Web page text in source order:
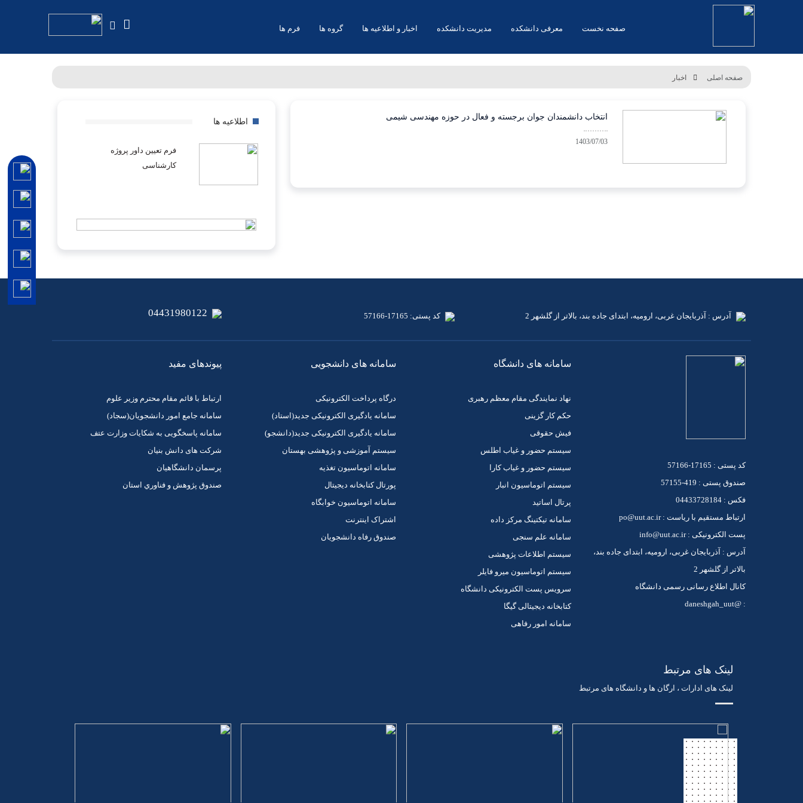
صفحه نخست معرفی دانشکده مدیریت دانشکده اخبار و اطلاعیه ها گروه ها فرم ها
صفحه اصلی اخبار
انتخاب دانشمندان جوان برجسته و فعال در حوزه مهندسی شیمی
1403/07/03
اطلاعیه ها
فرم تعیین داور پروژه
کارشناسی
آدرس : آذربایجان غربی، ارومیه، ابتدای جاده بند، بالاتر از گلشهر 2 کد پستی: 17165-57166 04431980122
کد پستی : 17165-57166
صندوق پستی : 419-57155
فکس : 04433728184
ارتباط مستقیم با ریاست : po@uut.ac.ir
پست الکترونیکی : info@uut.ac.ir
آدرس : آذربایجان غربی، ارومیه، ابتدای جاده بند،
بالاتر از گلشهر 2
کانال اطلاع رسانی رسمی دانشگاه
: @daneshgah_uut
سامانه های دانشگاه
نهاد نمایندگی مقام معظم رهبری
حکم کار گزینی
فیش حقوقی
سیستم حضور و غیاب اطلس
سیستم حضور و غیاب کارا
سیستم اتوماسیون انبار
پرتال اساتید
سامانه تیکتینگ مرکز داده
سامانه علم سنجی
سیستم اطلاعات پژوهشی
سیستم اتوماسیون میرو فایلر
سرویس پست الکترونیکی دانشگاه
کتابخانه دیجیتالی گیگا
سامانه امور رفاهی
سامانه های دانشجویی
درگاه پرداخت الکترونیکی
سامانه یادگیری الکترونیکی جدید(استاد)
سامانه یادگیری الکترونیکی جدید(دانشجو)
سیستم آموزشی و پژوهشی بهستان
سامانه اتوماسیون تغذیه
پورتال کتابخانه دیجیتال
سامانه اتوماسیون خوابگاه
اشتراک اینترنت
صندوق رفاه دانشجویان
پیوندهای مفید
ارتباط با قائم مقام محترم وزیر علوم
سامانه جامع امور دانشجویان(سجاد)
سامانه پاسخگویی به شکایات وزارت عتف
شرکت های دانش بنیان
پرسمان دانشگاهیان
صندوق پژوهش و فناوري استان
لینک های مرتبط
لینک های ادارات ، ارگان ها و دانشگاه های مرتبط